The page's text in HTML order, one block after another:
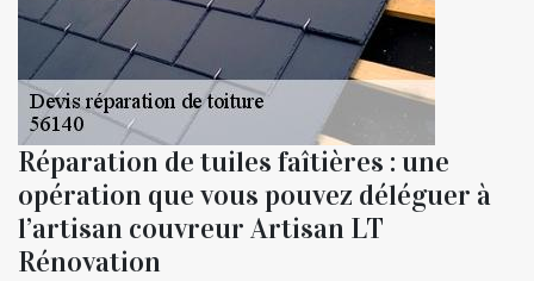
Réparation de tuiles faîtières : une
opération que vous pouvez déléguer à
l’artisan couvreur Artisan LT
Rénovation